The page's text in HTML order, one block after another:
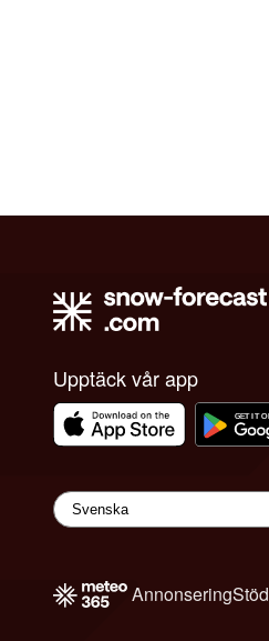
Upptäck vår app
AnnonseringStöd